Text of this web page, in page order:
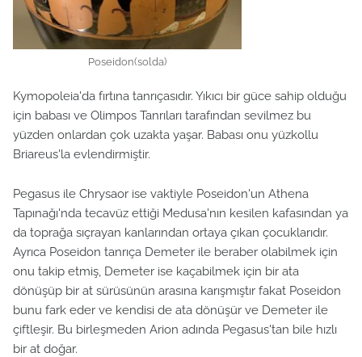
Poseidon(solda)
Kymopoleia'da fırtına tanrıçasıdır. Yıkıcı bir güce sahip olduğu
için babası ve Olimpos Tanrıları tarafından sevilmez bu
yüzden onlardan çok uzakta yaşar. Babası onu yüzkollu
Briareus'la evlendirmiştir.
Pegasus ile Chrysaor ise vaktiyle Poseidon'un Athena
Tapınağı'nda tecavüz ettiği Medusa'nın kesilen kafasından ya
da toprağa sıçrayan kanlarından ortaya çıkan çocuklarıdır.
Ayrıca Poseidon tanrıça Demeter ile beraber olabilmek için
onu takip etmiş, Demeter ise kaçabilmek için bir ata
dönüşüp bir at sürüsünün arasına karışmıştır fakat Poseidon
bunu fark eder ve kendisi de ata dönüşür ve Demeter ile
çiftleşir. Bu birleşmeden Arion adında Pegasus'tan bile hızlı
bir at doğar.